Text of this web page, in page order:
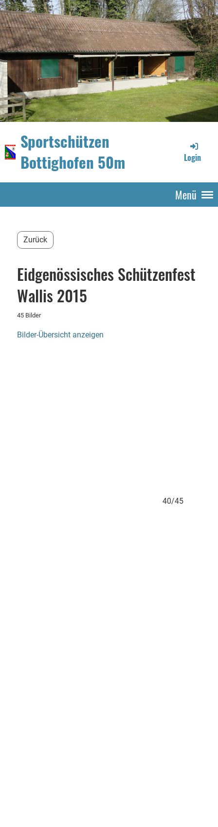
Sportschützen
Bottighofen 50m
Login
Menü
Zurück
Eidgenössisches Schützenfest
Wallis 2015
45 Bilder
Bilder-Übersicht anzeigen
40/45